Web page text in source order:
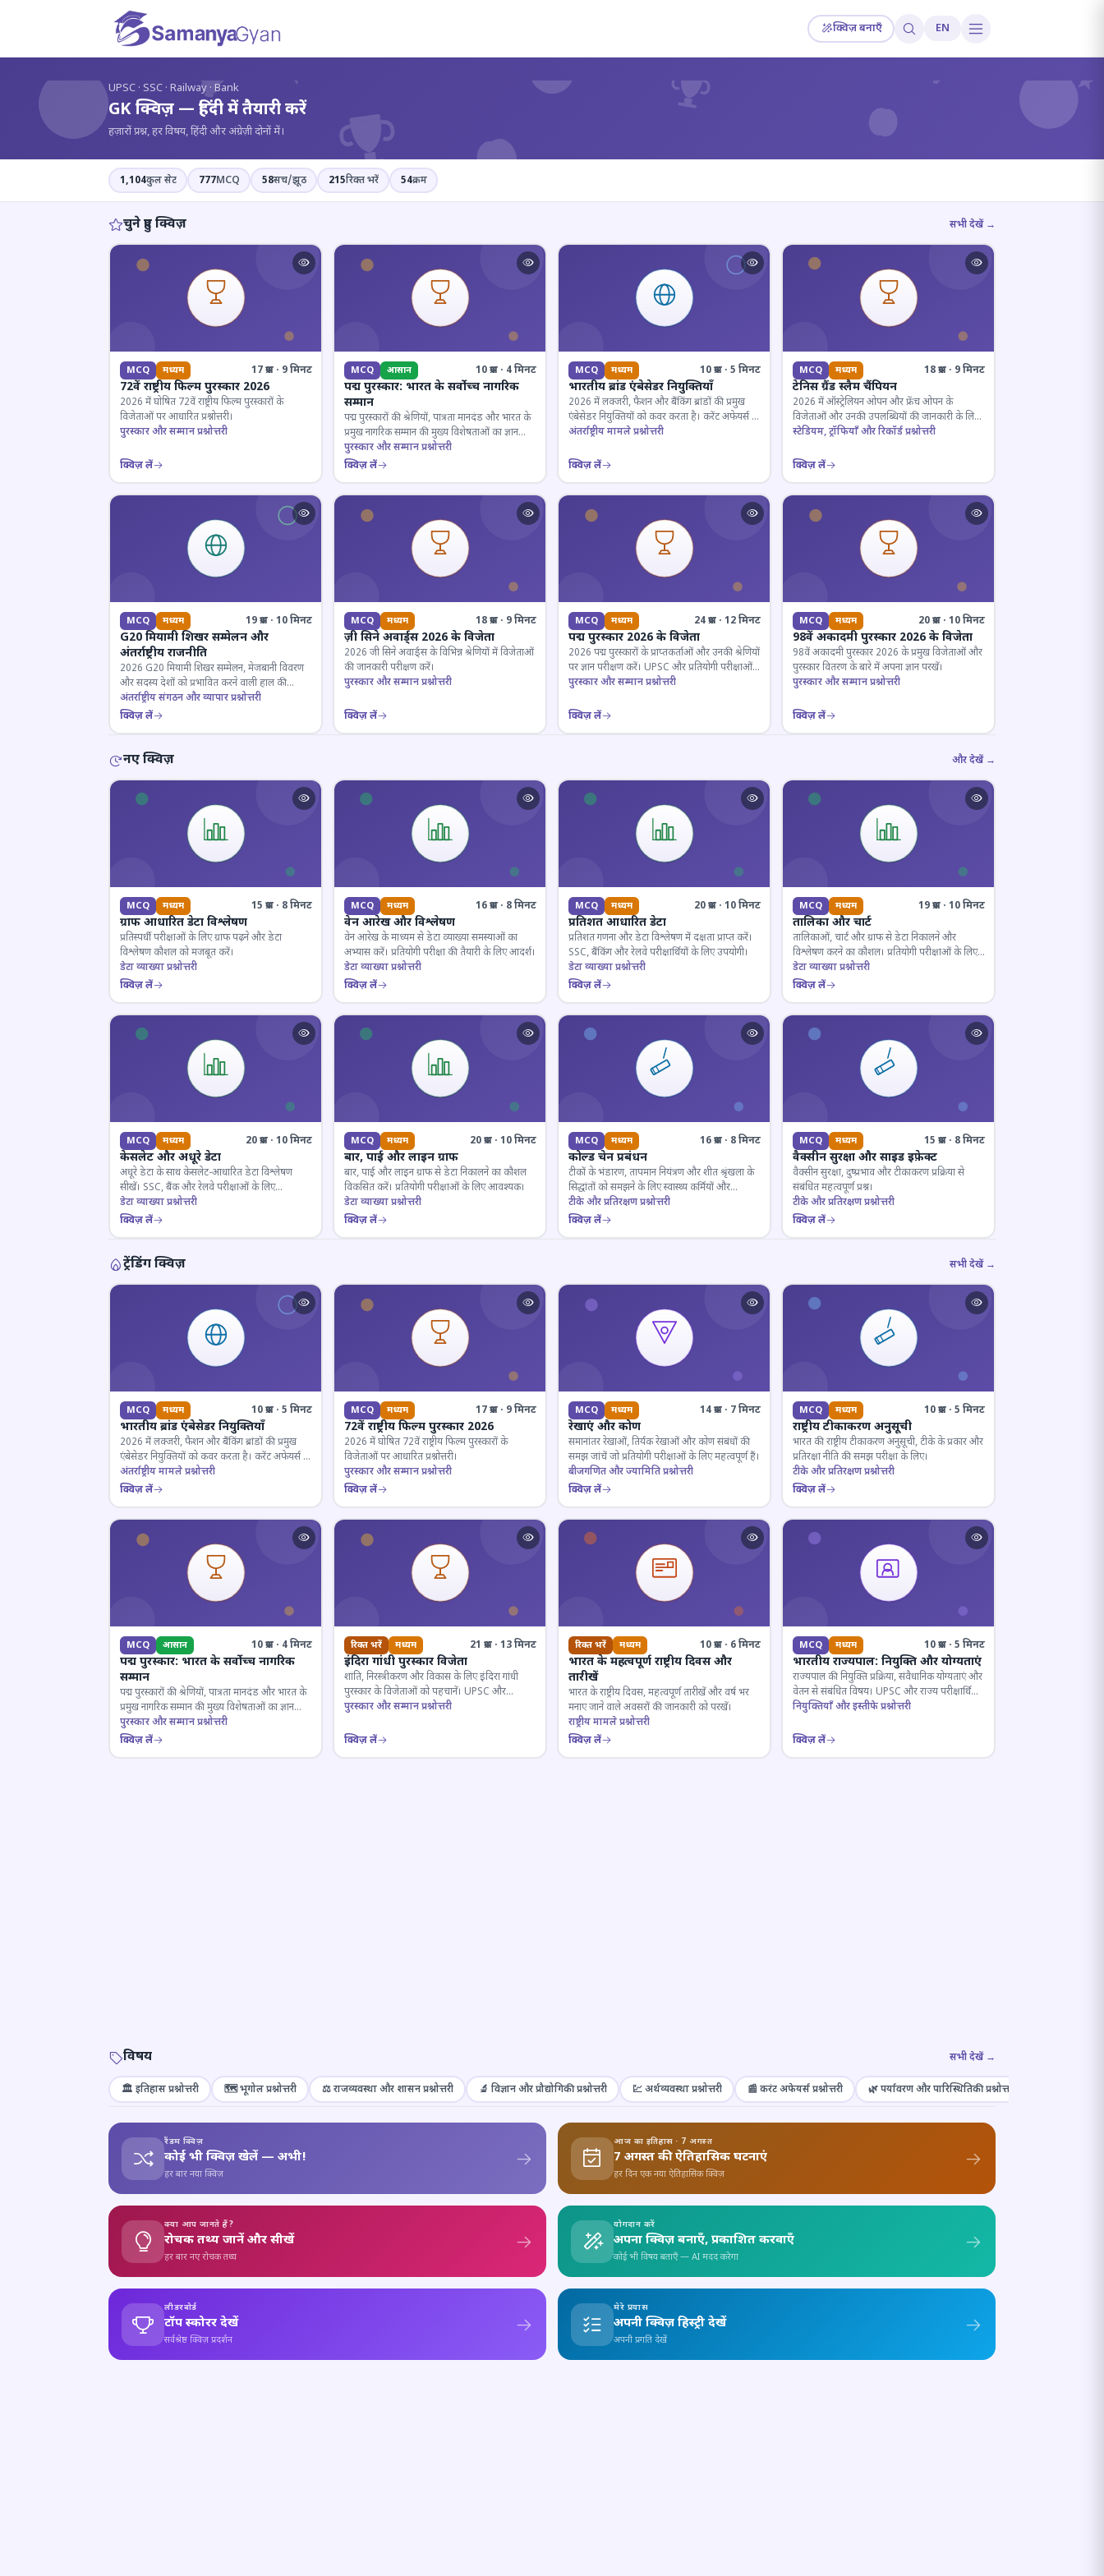
क्विज़ बनाएँ EN
? ? ?
UPSC · SSC · Railway · Bank
GK क्विज़ — हिंदी में तैयारी करें
हज़ारों प्रश्न, हर विषय, हिंदी और अंग्रेज़ी दोनों में।
1,104कुल सेट 777MCQ 58सच/झूठ 215रिक्त भरें 54क्रम
चुने हुए क्विज़ सभी देखें →
MCQ मध्यम 17 प्रश्न · 9 मिनट
72वें राष्ट्रीय फिल्म पुरस्कार 2026
2026 में घोषित 72वें राष्ट्रीय फिल्म पुरस्कारों के
विजेताओं पर आधारित प्रश्नोत्तरी।
पुरस्कार और सम्मान प्रश्नोत्तरी
क्विज़ लें
MCQ आसान 10 प्रश्न · 4 मिनट
पद्म पुरस्कार: भारत के सर्वोच्च नागरिक
सम्मान
पद्म पुरस्कारों की श्रेणियों, पात्रता मानदंड और भारत के
प्रमुख नागरिक सम्मान की मुख्य विशेषताओं का ज्ञान
परखें।
पुरस्कार और सम्मान प्रश्नोत्तरी
क्विज़ लें
MCQ मध्यम 10 प्रश्न · 5 मिनट
भारतीय ब्रांड एंबेसेडर नियुक्तियाँ
2026 में लक्जरी, फैशन और बैंकिंग ब्रांडों की प्रमुख
एंबेसेडर नियुक्तियों को कवर करता है। करेंट अफेयर्स के
लिए जरूरी।
अंतर्राष्ट्रीय मामले प्रश्नोत्तरी
क्विज़ लें
MCQ मध्यम 18 प्रश्न · 9 मिनट
टेनिस ग्रैंड स्लैम चैंपियन
2026 में ऑस्ट्रेलियन ओपन और फ्रेंच ओपन के
विजेताओं और उनकी उपलब्धियों की जानकारी के लिए
क्विज़।
स्टेडियम, ट्रॉफियाँ और रिकॉर्ड प्रश्नोत्तरी
क्विज़ लें
MCQ मध्यम 19 प्रश्न · 10 मिनट
G20 मियामी शिखर सम्मेलन और
अंतर्राष्ट्रीय राजनीति
2026 G20 मियामी शिखर सम्मेलन, मेजबानी विवरण
और सदस्य देशों को प्रभावित करने वाली हाल की
राजनयिक घटनाओं पर ज्ञान परीक्षण करें।
अंतर्राष्ट्रीय संगठन और व्यापार प्रश्नोत्तरी
क्विज़ लें
MCQ मध्यम 18 प्रश्न · 9 मिनट
ज़ी सिने अवार्ड्स 2026 के विजेता
2026 जी सिने अवार्ड्स के विभिन्न श्रेणियों में विजेताओं
की जानकारी परीक्षण करें।
पुरस्कार और सम्मान प्रश्नोत्तरी
क्विज़ लें
MCQ मध्यम 24 प्रश्न · 12 मिनट
पद्म पुरस्कार 2026 के विजेता
2026 पद्म पुरस्कारों के प्राप्तकर्ताओं और उनकी श्रेणियों
पर ज्ञान परीक्षण करें। UPSC और प्रतियोगी परीक्षाओं
के लिए महत्वपूर्ण।
पुरस्कार और सम्मान प्रश्नोत्तरी
क्विज़ लें
MCQ मध्यम 20 प्रश्न · 10 मिनट
98वें अकादमी पुरस्कार 2026 के विजेता
98वें अकादमी पुरस्कार 2026 के प्रमुख विजेताओं और
पुरस्कार वितरण के बारे में अपना ज्ञान परखें।
पुरस्कार और सम्मान प्रश्नोत्तरी
क्विज़ लें
नए क्विज़ और देखें →
MCQ मध्यम 15 प्रश्न · 8 मिनट
ग्राफ आधारित डेटा विश्लेषण
प्रतिस्पर्धी परीक्षाओं के लिए ग्राफ पढ़ने और डेटा
विश्लेषण कौशल को मजबूत करें।
डेटा व्याख्या प्रश्नोत्तरी
क्विज़ लें
MCQ मध्यम 16 प्रश्न · 8 मिनट
वेन आरेख और विश्लेषण
वेन आरेख के माध्यम से डेटा व्याख्या समस्याओं का
अभ्यास करें। प्रतियोगी परीक्षा की तैयारी के लिए आदर्श।
डेटा व्याख्या प्रश्नोत्तरी
क्विज़ लें
MCQ मध्यम 20 प्रश्न · 10 मिनट
प्रतिशत आधारित डेटा
प्रतिशत गणना और डेटा विश्लेषण में दक्षता प्राप्त करें।
SSC, बैंकिंग और रेलवे परीक्षार्थियों के लिए उपयोगी।
डेटा व्याख्या प्रश्नोत्तरी
क्विज़ लें
MCQ मध्यम 19 प्रश्न · 10 मिनट
तालिका और चार्ट
तालिकाओं, चार्ट और ग्राफ से डेटा निकालने और
विश्लेषण करने का कौशल। प्रतियोगी परीक्षाओं के लिए
अनिवार्य।
डेटा व्याख्या प्रश्नोत्तरी
क्विज़ लें
MCQ मध्यम 20 प्रश्न · 10 मिनट
केसलेट और अधूरे डेटा
अधूरे डेटा के साथ केसलेट-आधारित डेटा विश्लेषण
सीखें। SSC, बैंक और रेलवे परीक्षाओं के लिए
महत्वपूर्ण।
डेटा व्याख्या प्रश्नोत्तरी
क्विज़ लें
MCQ मध्यम 20 प्रश्न · 10 मिनट
बार, पाई और लाइन ग्राफ
बार, पाई और लाइन ग्राफ से डेटा निकालने का कौशल
विकसित करें। प्रतियोगी परीक्षाओं के लिए आवश्यक।
डेटा व्याख्या प्रश्नोत्तरी
क्विज़ लें
MCQ मध्यम 16 प्रश्न · 8 मिनट
कोल्ड चेन प्रबंधन
टीकों के भंडारण, तापमान नियंत्रण और शीत श्रृंखला के
सिद्धांतों को समझने के लिए स्वास्थ्य कर्मियों और
परीक्षार्थियों के लिए महत्वपूर्ण।
टीके और प्रतिरक्षण प्रश्नोत्तरी
क्विज़ लें
MCQ मध्यम 15 प्रश्न · 8 मिनट
वैक्सीन सुरक्षा और साइड इफ़ेक्ट
वैक्सीन सुरक्षा, दुष्प्रभाव और टीकाकरण प्रक्रिया से
संबंधित महत्वपूर्ण प्रश्न।
टीके और प्रतिरक्षण प्रश्नोत्तरी
क्विज़ लें
ट्रेंडिंग क्विज़ सभी देखें →
MCQ मध्यम 10 प्रश्न · 5 मिनट
भारतीय ब्रांड एंबेसेडर नियुक्तियाँ
2026 में लक्जरी, फैशन और बैंकिंग ब्रांडों की प्रमुख
एंबेसेडर नियुक्तियों को कवर करता है। करेंट अफेयर्स के
लिए जरूरी।
अंतर्राष्ट्रीय मामले प्रश्नोत्तरी
क्विज़ लें
MCQ मध्यम 17 प्रश्न · 9 मिनट
72वें राष्ट्रीय फिल्म पुरस्कार 2026
2026 में घोषित 72वें राष्ट्रीय फिल्म पुरस्कारों के
विजेताओं पर आधारित प्रश्नोत्तरी।
पुरस्कार और सम्मान प्रश्नोत्तरी
क्विज़ लें
MCQ मध्यम 14 प्रश्न · 7 मिनट
रेखाएं और कोण
समानांतर रेखाओं, तिर्यक रेखाओं और कोण संबंधों की
समझ जांचें जो प्रतियोगी परीक्षाओं के लिए महत्वपूर्ण हैं।
बीजगणित और ज्यामिति प्रश्नोत्तरी
क्विज़ लें
MCQ मध्यम 10 प्रश्न · 5 मिनट
राष्ट्रीय टीकाकरण अनुसूची
भारत की राष्ट्रीय टीकाकरण अनुसूची, टीके के प्रकार और
प्रतिरक्षा नीति की समझ परीक्षा के लिए।
टीके और प्रतिरक्षण प्रश्नोत्तरी
क्विज़ लें
MCQ आसान 10 प्रश्न · 4 मिनट
पद्म पुरस्कार: भारत के सर्वोच्च नागरिक
सम्मान
पद्म पुरस्कारों की श्रेणियों, पात्रता मानदंड और भारत के
प्रमुख नागरिक सम्मान की मुख्य विशेषताओं का ज्ञान
परखें।
पुरस्कार और सम्मान प्रश्नोत्तरी
क्विज़ लें
रिक्त भरें मध्यम 21 प्रश्न · 13 मिनट
इंदिरा गांधी पुरस्कार विजेता
शांति, निरस्त्रीकरण और विकास के लिए इंदिरा गांधी
पुरस्कार के विजेताओं को पहचानें। UPSC और
प्रतियोगी परीक्षाओं के लिए महत्वपूर्ण।
पुरस्कार और सम्मान प्रश्नोत्तरी
क्विज़ लें
रिक्त भरें मध्यम 10 प्रश्न · 6 मिनट
भारत के महत्वपूर्ण राष्ट्रीय दिवस और
तारीखें
भारत के राष्ट्रीय दिवस, महत्वपूर्ण तारीखें और वर्ष भर
मनाए जाने वाले अवसरों की जानकारी को परखें।
राष्ट्रीय मामले प्रश्नोत्तरी
क्विज़ लें
MCQ मध्यम 10 प्रश्न · 5 मिनट
भारतीय राज्यपाल: नियुक्ति और योग्यताएं
राज्यपाल की नियुक्ति प्रक्रिया, संवैधानिक योग्यताएं और
वेतन से संबंधित विषय। UPSC और राज्य परीक्षार्थियों
के लिए महत्वपूर्ण।
नियुक्तियाँ और इस्तीफे प्रश्नोत्तरी
क्विज़ लें
विषय सभी देखें →
🏛️ इतिहास प्रश्नोत्तरी 🗺️ भूगोल प्रश्नोत्तरी ⚖️ राजव्यवस्था और शासन प्रश्नोत्तरी 🔬 विज्ञान और प्रौद्योगिकी प्रश्नोत्तरी 💹 अर्थव्यवस्था प्रश्नोत्तरी 📰 करंट अफेयर्स प्रश्नोत्तरी 🌿 पर्यावरण और पारिस्थितिकी प्रश्नोत्तरी
रैंडम क्विज़
कोई भी क्विज़ खेलें — अभी!
हर बार नया क्विज़
आज का इतिहास · 7 अगस्त
7 अगस्त की ऐतिहासिक घटनाएं
हर दिन एक नया ऐतिहासिक क्विज़
क्या आप जानते हैं?
रोचक तथ्य जानें और सीखें
हर बार नए रोचक तथ्य
योगदान करें
अपना क्विज़ बनाएँ, प्रकाशित करवाएँ
कोई भी विषय बताएँ — AI मदद करेगा
लीडरबोर्ड
टॉप स्कोरर देखें
सर्वश्रेष्ठ क्विज़ प्रदर्शन
मेरे प्रयास
अपनी क्विज़ हिस्ट्री देखें
अपनी प्रगति देखें